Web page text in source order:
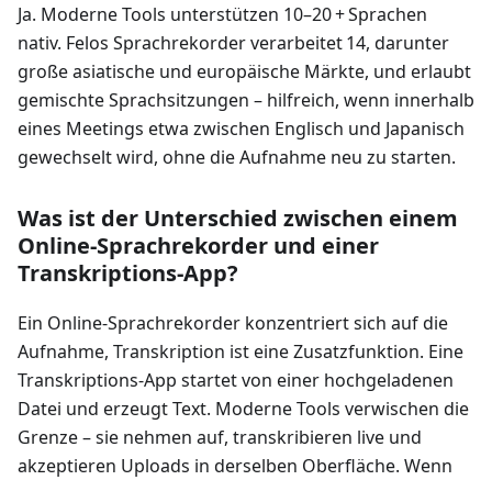
Ja. Moderne Tools unterstützen 10–20 + Sprachen
nativ. Felos Sprachrekorder verarbeitet 14, darunter
große asiatische und europäische Märkte, und erlaubt
gemischte Sprachsitzungen – hilfreich, wenn innerhalb
eines Meetings etwa zwischen Englisch und Japanisch
gewechselt wird, ohne die Aufnahme neu zu starten.
Was ist der Unterschied zwischen einem
Online‑Sprachrekorder und einer
Transkriptions‑App?
Ein Online‑Sprachrekorder konzentriert sich auf die
Aufnahme, Transkription ist eine Zusatzfunktion. Eine
Transkriptions‑App startet von einer hochgeladenen
Datei und erzeugt Text. Moderne Tools verwischen die
Grenze – sie nehmen auf, transkribieren live und
akzeptieren Uploads in derselben Oberfläche. Wenn